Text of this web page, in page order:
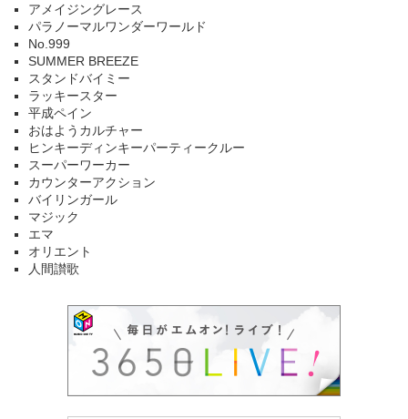
アメイジングレース
パラノーマルワンダーワールド
No.999
SUMMER BREEZE
スタンドバイミー
ラッキースター
平成ペイン
おはようカルチャー
ヒンキーディンキーパーティークルー
スーパーワーカー
カウンターアクション
バイリンガール
マジック
エマ
オリエント
人間讃歌